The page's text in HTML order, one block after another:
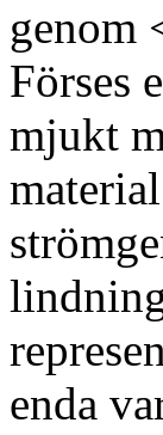
genom
Förses
mjukt
enda